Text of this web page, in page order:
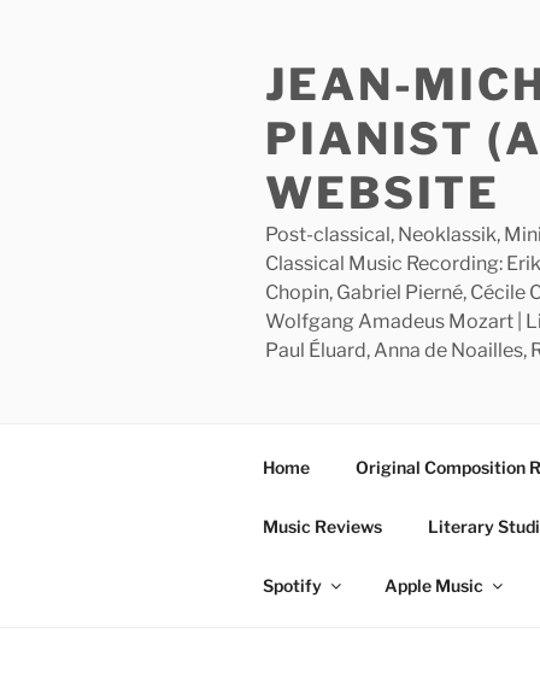
JEAN-
PIANIST
WEBSITE
Post-classical, Neoklassik,
Classical Music Recording:
Chopin, Gabriel Pierné, Cécile
Wolfgang Amadeus Mozart |
Paul Éluard, Anna de Noailles,
Home Original Composition
Music Reviews Literary
Spotify Apple Music